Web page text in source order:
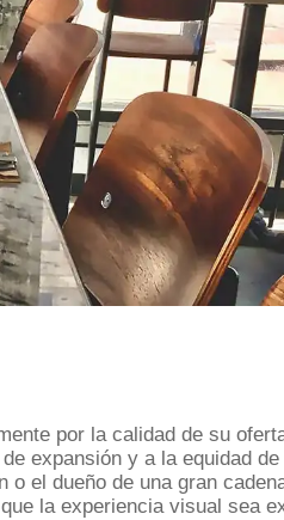
por la calidad de su
expansión y a la equidad
o el dueño de una gran
la experiencia visual sea